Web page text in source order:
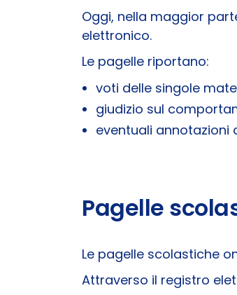
Oggi, nella maggior
elettronico.
Le pagelle riportano:
voti delle singole
giudizio sul
eventuali annotazioni
Pagelle
Le pagelle scolastiche
Attraverso il registro